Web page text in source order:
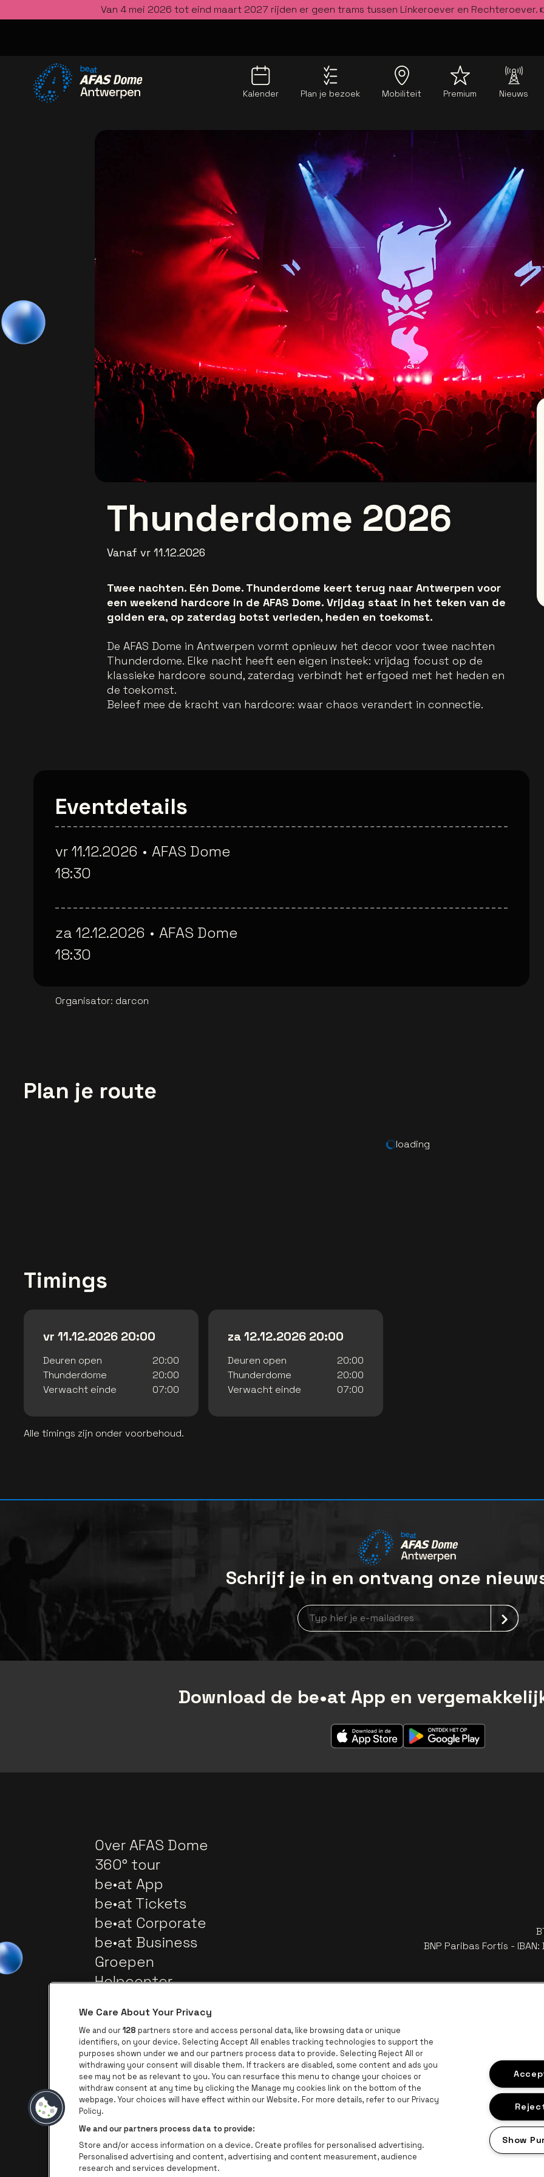
Van 4 mei 2026 tot eind maart 2027 rijden er geen trams tussen Linkeroever en Rechteroever.
Kalender Plan je bezoek Mobiliteit Premium Nieuws
Thunderdome 2026
Vanaf vr 11.12.2026
Twee nachten. Eén Dome. Thunderdome keert terug naar Antwerpen voor
een weekend hardcore in de AFAS Dome. Vrijdag staat in het teken van de
golden era, op zaterdag botst verleden, heden en toekomst.
De AFAS Dome in Antwerpen vormt opnieuw het decor voor twee nachten
Thunderdome. Elke nacht heeft een eigen insteek: vrijdag focust op de
klassieke hardcore sound, zaterdag verbindt het erfgoed met het heden en
de toekomst.
Beleef mee de kracht van hardcore: waar chaos verandert in connectie.
Eventdetails
vr 11.12.2026 • AFAS Dome
18:30
za 12.12.2026 • AFAS Dome
18:30
Organisator: darcon
Plan je route
loading
Timings
vr 11.12.2026 20:00
Deuren open
20:00
Thunderdome
20:00
Verwacht einde
07:00
za 12.12.2026 20:00
Deuren open
20:00
Thunderdome
20:00
Verwacht einde
07:00
Alle timings zijn onder voorbehoud.
Schrijf je in en ontvang onze
Nieuwsbrief aanmelding
Download de be•at App en
Over AFAS Dome
360° tour
be•at App
be•at Tickets
be•at Corporate
be•at Business
Groepen
Helpcenter
BNP Paribas Fortis -
Ga naar de website van Provincie AntwerpenGa naar de website van Europcar
Ga naar de website van
Ga naar de website van Het logo van Aperol
Ga naar de website van Champagne Pommery
Ga naar de website van Het logo van
Ga naar de
We Care About Your Privacy
We and our128 partners store and access personal data, like browsing data or unique
identifiers, on your device. Selecting Accept All enables tracking technologies to support the
purposes shown under we and our partners process data to provide. Selecting Reject All or
withdrawing your consent will disable them. If trackers are disabled, some content and ads you
see may not be as relevant to you. You can resurface this menu to change your choices or
withdraw consent at any time by clicking the Manage my cookies link on the bottom of the
webpage. Your choices will have effect within our Website. For more details, refer to our Privacy
Policy.
We and our partners process data to provide:
Store and/or access information on a device. Create profiles for personalised advertising.
Personalised advertising and content, advertising and content measurement, audience
research and services development.
Show